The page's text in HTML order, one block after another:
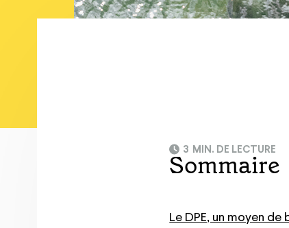
3 MIN. DE LECTURE
Sommaire
Le DPE, un moyen